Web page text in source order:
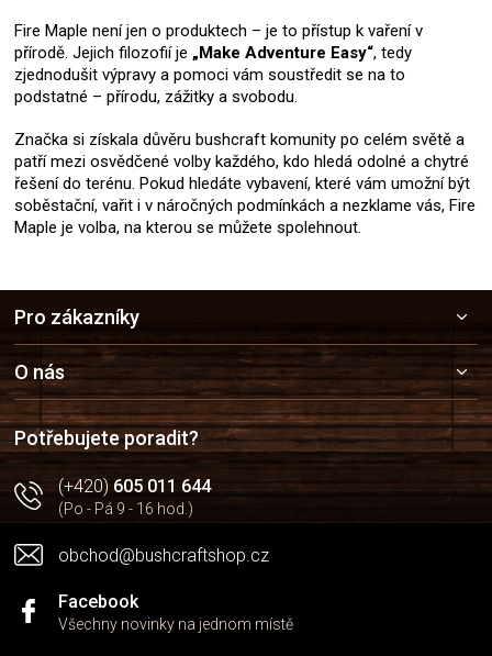
Fire Maple není jen o produktech – je to přístup k vaření v
přírodě. Jejich filozofií je „Make Adventure Easy“, tedy
zjednodušit výpravy a pomoci vám soustředit se na to
podstatné – přírodu, zážitky a svobodu.
Značka si získala důvěru bushcraft komunity po celém světě a
patří mezi osvědčené volby každého, kdo hledá odolné a chytré
řešení do terénu. Pokud hledáte vybavení, které vám umožní být
soběstační, vařit i v náročných podmínkách a nezklame vás, Fire
Maple je volba, na kterou se můžete spolehnout.
a
t
í
Pro zákazníky
O nás
Potřebujete poradit?
(+420)605 011 644
(Po - Pá 9 - 16 hod.)
obchod@bushcraftshop.cz
Facebook
Všechny novinky na jednom místě